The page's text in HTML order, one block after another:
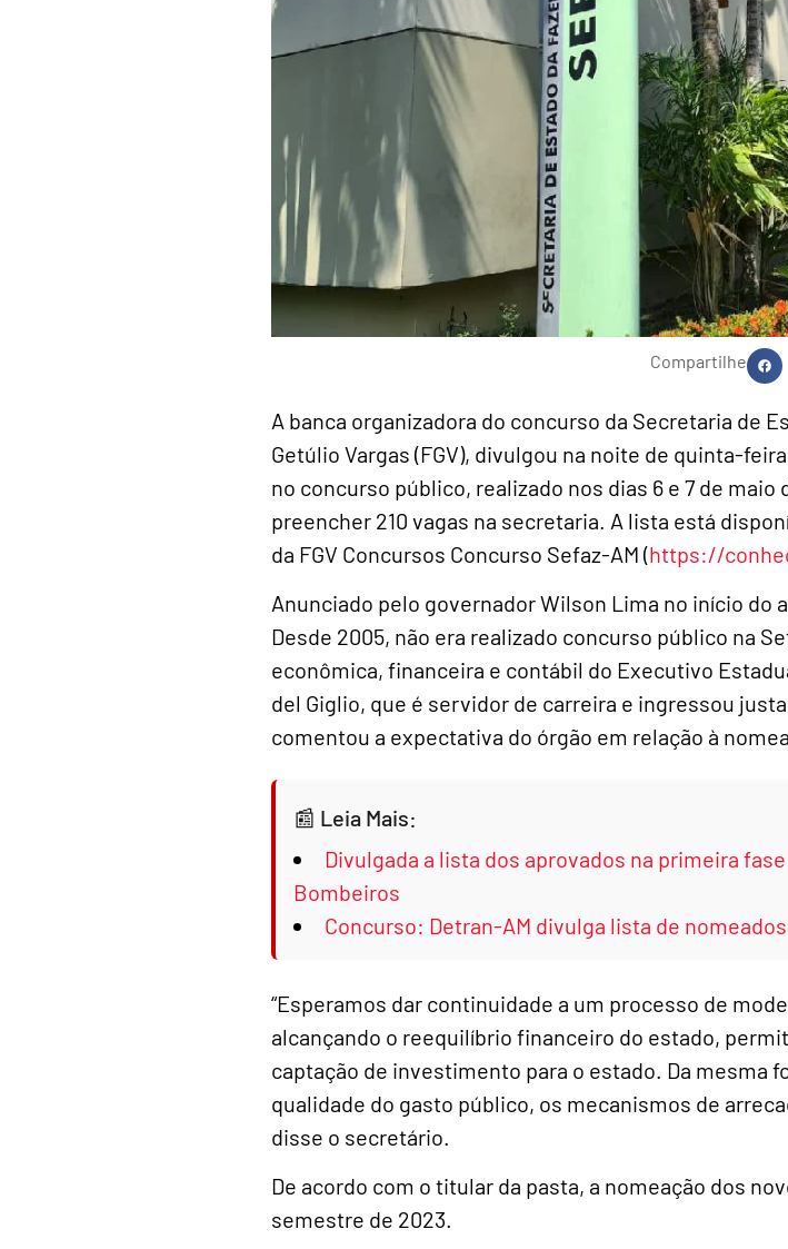
Compartilhe
A banca organizadora do concurso da Secretaria de
Getúlio Vargas (FGV), divulgou na noite de quinta-
no concurso público, realizado nos dias 6 e 7 de
preencher 210 vagas na secretaria. A lista está
da FGV Concursos Concurso Sefaz-AM (https://
Anunciado pelo governador Wilson Lima no início do
Desde 2005, não era realizado concurso público na
econômica, financeira e contábil do Executivo
del Giglio, que é servidor de carreira e ingressou
comentou a expectativa do órgão em relação à
Leia Mais:
Divulgada a lista dos aprovados na primeira
Bombeiros
Concurso: Detran-AM divulga lista de nomeados
“Esperamos dar continuidade a um processo de
alcançando o reequilíbrio financeiro do estado,
captação de investimento para o estado. Da mesma
qualidade do gasto público, os mecanismos de
disse o secretário.
De acordo com o titular da pasta, a nomeação dos
semestre de 2023.